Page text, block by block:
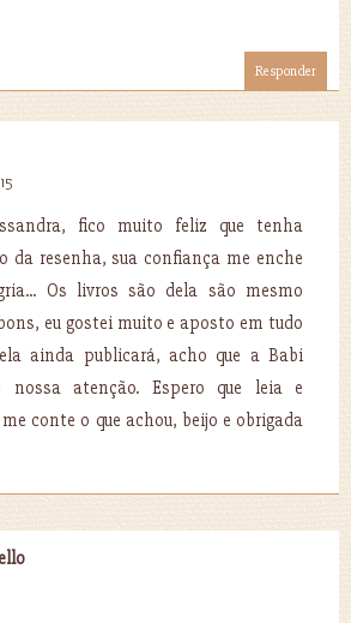
Responder
fico muito feliz que tenha
da resenha, sua confiança me enche
Os livros são dela são mesmo
eu gostei muito e aposto em tudo
ainda publicará, acho que a Babi
nossa atenção. Espero que leia e
conte o que achou, beijo e obrigada